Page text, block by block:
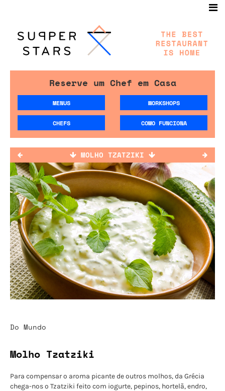
Reserve um Chef em Casa
MENUS WORKSHOPS
CHEFS COMO FUNCIONA
MOLHO TZATZIKI
Do Mundo
Molho Tzatziki
Para compensar o aroma picante de outros molhos, da Grécia
chega-nos o Tzatziki feito com iogurte, pepinos, hortelã, endro,